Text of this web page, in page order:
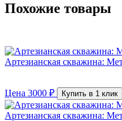
Похожие товары
Артезианская скважина:
Цена 3000 ₽ Купить в 1 клик
Артезианская скважина: